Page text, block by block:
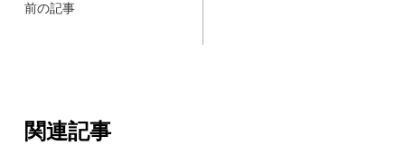
前の記事
関連記事